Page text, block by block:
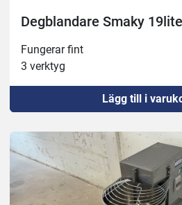
Degblandare Smaky
Fungerar fint
3 verktyg
Lägg till i